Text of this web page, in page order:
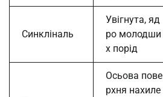
Синкліналь
Увігнута, яд
ро молодши
х порід
Осьова пове
рхня нахиле